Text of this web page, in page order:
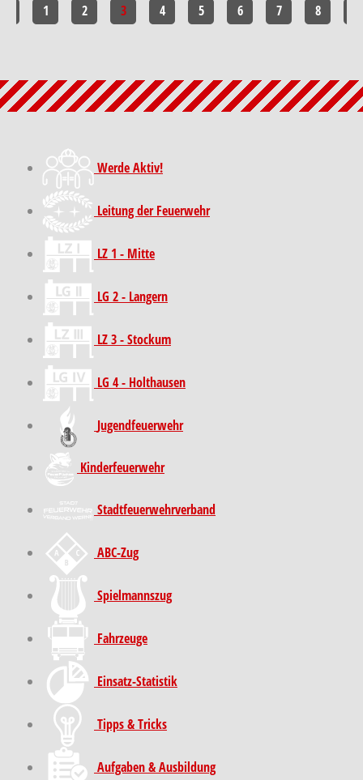
1 2 3 4 5 6 7 8
Werde Aktiv!
Leitung der Feuerwehr
LZ 1 - Mitte
LG 2 - Langern
LZ 3 - Stockum
LG 4 - Holthausen
Jugendfeuerwehr
Kinder­feuer­wehr
Stadt­feuer­wehr­verband
ABC-Zug
Spielmannszug
Fahrzeuge
Einsatz-Statistik
Tipps & Tricks
Aufgaben & Ausbildung